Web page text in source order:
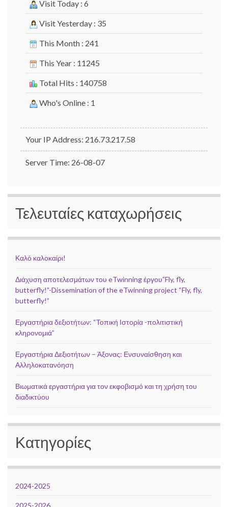
Visit Today : 6
Visit Yesterday : 35
This Month : 241
This Year : 11245
Total Hits : 140758
Who's Online : 1
Your IP Address: 216.73.217.58
Server Time: 26-08-07
Τελευταίες καταχωρήσεις
Καλό καλοκαίρι!
Διάχυση αποτελεσμάτων του eTwinning έργου”Fly, fly,
butterfly!”-Dissemination of the eTwinning project “Fly, fly,
butterfly!”
Εργαστήρια δεξιοτήτων: “Τοπική Ιστορία -πολιτιστική
κληρονομιά”
Εργαστήρια Δεξιοτήτων – Άξονας: Ενσυναίσθηση και
Αλληλοκατανόηση
Βιωματικά εργαστήρια για τον εκφοβισμό και τη χρήση του
διαδικτύου
Κατηγορίες
2024-2025
2025-2026